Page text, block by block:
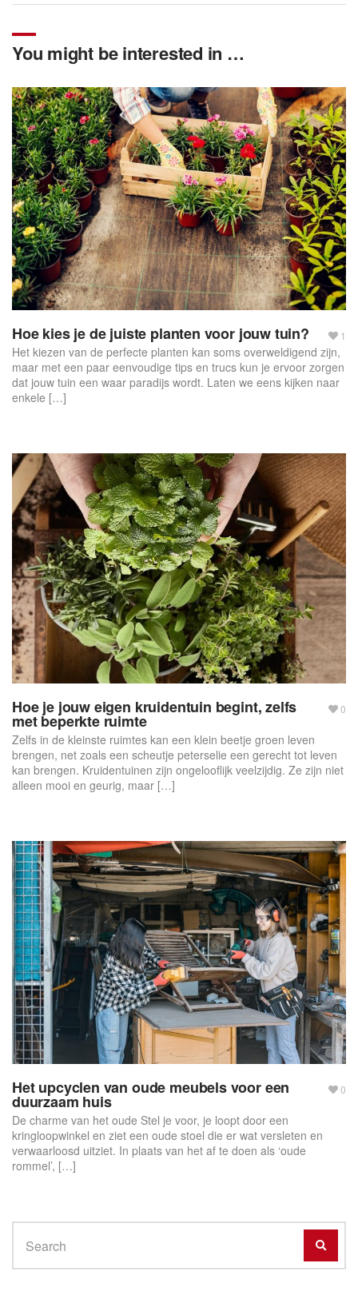
You might be interested in …
Hoe kies je de juiste planten voor jouw tuin?
Het kiezen van de perfecte planten kan soms overweldigend zijn,
maar met een paar eenvoudige tips en trucs kun je ervoor zorgen
dat jouw tuin een waar paradijs wordt. Laten we eens kijken naar
enkele […]
1
Hoe je jouw eigen kruidentuin begint, zelfs
met beperkte ruimte
Zelfs in de kleinste ruimtes kan een klein beetje groen leven
brengen, net zoals een scheutje peterselie een gerecht tot leven
kan brengen. Kruidentuinen zijn ongelooflijk veelzijdig. Ze zijn niet
alleen mooi en geurig, maar […]
0
Het upcyclen van oude meubels voor een
duurzaam huis
De charme van het oude Stel je voor, je loopt door een
kringloopwinkel en ziet een oude stoel die er wat versleten en
verwaarloosd uitziet. In plaats van het af te doen als ‘oude
rommel’, […]
0
for: